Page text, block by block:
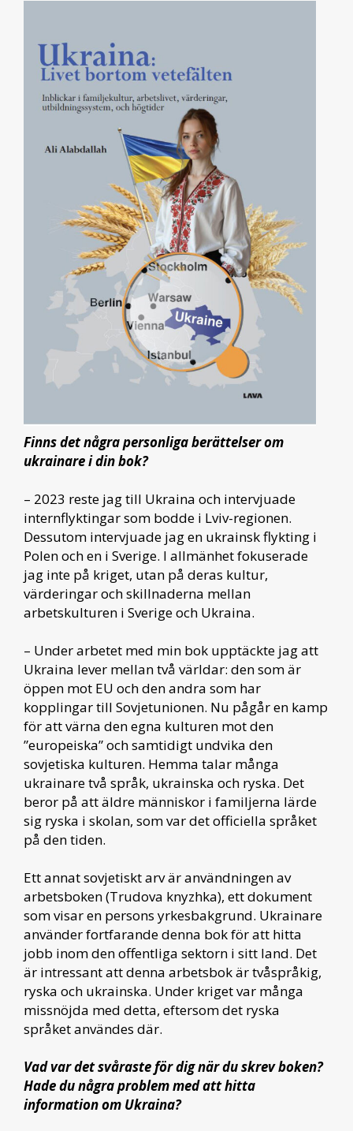
Finns det några personliga berättelser om
ukrainare i din bok?
– 2023 reste jag till Ukraina och intervjuade
internflyktingar som bodde i Lviv-regionen.
Dessutom intervjuade jag en ukrainsk flykting i
Polen och en i Sverige. I allmänhet fokuserade
jag inte på kriget, utan på deras kultur,
värderingar och skillnaderna mellan
arbetskulturen i Sverige och Ukraina.
– Under arbetet med min bok upptäckte jag att
Ukraina lever mellan två världar: den som är
öppen mot EU och den andra som har
kopplingar till Sovjetunionen. Nu pågår en kamp
för att värna den egna kulturen mot den
”europeiska” och samtidigt undvika den
sovjetiska kulturen. Hemma talar många
ukrainare två språk, ukrainska och ryska. Det
beror på att äldre människor i familjerna lärde
sig ryska i skolan, som var det officiella språket
på den tiden.
Ett annat sovjetiskt arv är användningen av
arbetsboken (Trudova knyzhka), ett dokument
som visar en persons yrkesbakgrund. Ukrainare
använder fortfarande denna bok för att hitta
jobb inom den offentliga sektorn i sitt land. Det
är intressant att denna arbetsbok är tvåspråkig,
ryska och ukrainska. Under kriget var många
missnöjda med detta, eftersom det ryska
språket användes där.
Vad var det svåraste för dig när du skrev boken?
Hade du några problem med att hitta
information om Ukraina?